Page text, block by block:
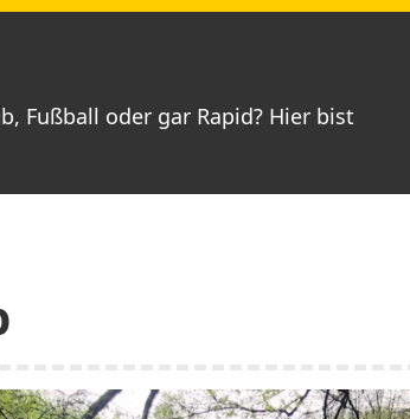
Fußball oder gar Rapid? Hier bist